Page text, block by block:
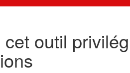
outil